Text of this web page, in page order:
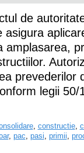
de
asigura
amplasarea,
prevederilor
legii 50/
, constructie,
, pac pasi primii